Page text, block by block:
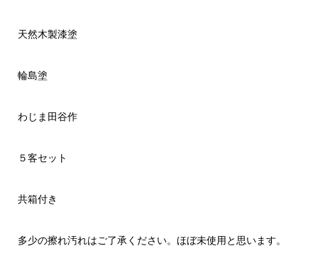
天然木製漆塗
輪島塗
わじま田谷作
５客セット
共箱付き
多少の擦れ汚れはご了承ください。ほぼ未使用と思います。